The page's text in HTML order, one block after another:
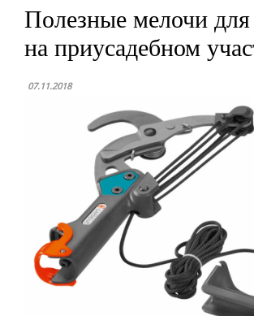
Полезные мелочи
на приусадебном
07.11.2018